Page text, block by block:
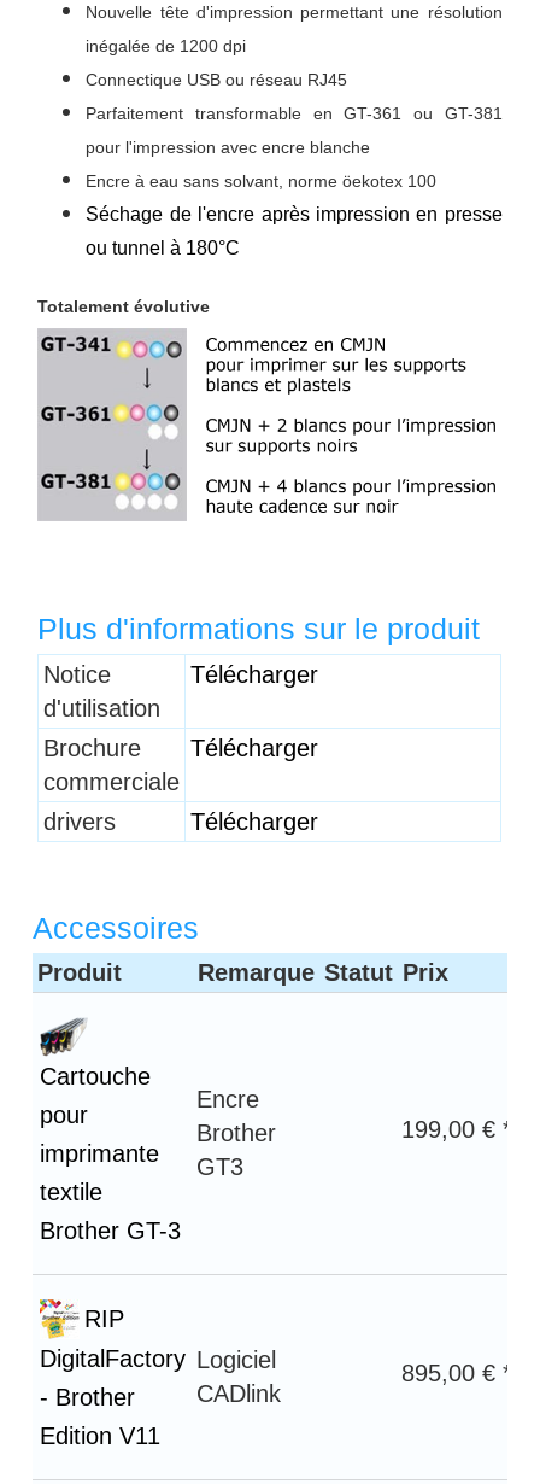
Nouvelle tête d'impression permettant une résolution
inégalée de 1200 dpi
Connectique USB ou réseau RJ45
Parfaitement transformable en GT-361 ou GT-381
pour l'impression avec encre blanche
Encre à eau sans solvant, norme öekotex 100
Séchage de l'encre après impression en presse
ou tunnel à 180°C
Totalement évolutive
Plus d'informations sur le produit
Notice
d'utilisation
Télécharger
Brochure
commerciale
Télécharger
drivers Télécharger
Accessoires
Produit Remarque Statut Prix
Cartouche
pour
imprimante
textile
Brother GT-3
Encre
Brother
GT3
199,00 € *
RIP
DigitalFactory
- Brother
Edition V11
Logiciel
CADlink
895,00 € *